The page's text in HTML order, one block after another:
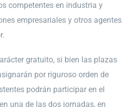
competentes en industria y
empresariales y otros agentes
gratuito, si bien las plazas
por riguroso orden de
podrán participar en el
una de las dos jornadas, en